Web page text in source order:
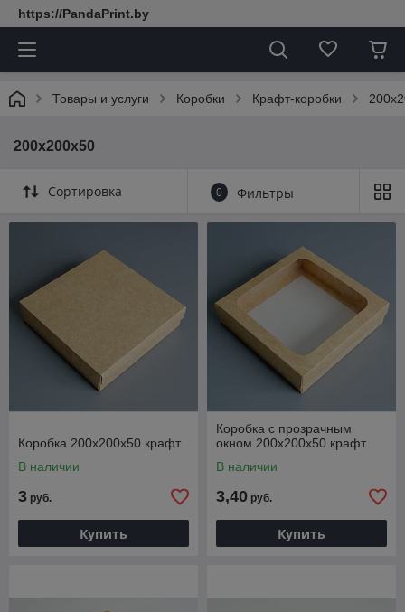
https://PandaPrint.by
Товары и услуги Коробки Крафт-коробки
200х200х50
Сортировка 0 Фильтры
Коробка 200х200х50 крафт
В наличии
3 руб.
Купить
Коробка с прозрачным
окном 200х200х50 крафт
В наличии
3,40 руб.
Купить